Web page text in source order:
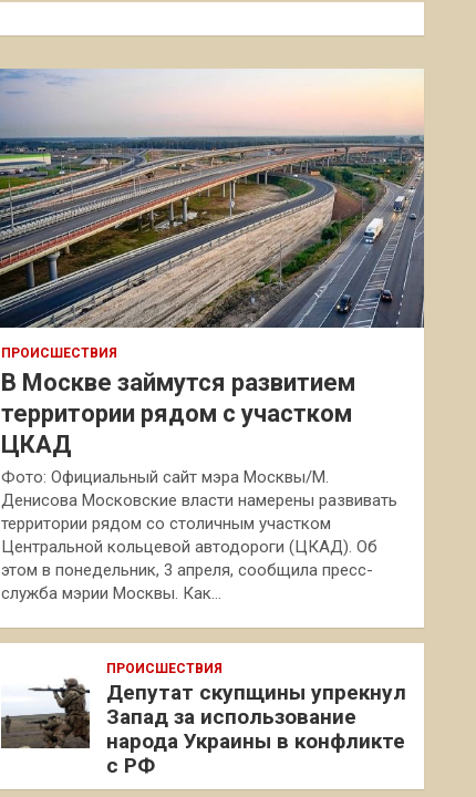
к
ПРОИСШЕСТВИЯ
В Москве займутся развитием
территории рядом с участком
ЦКАД
Фото: Официальный сайт мэра Москвы/М.
Денисова Московские власти намерены развивать
территории рядом со столичным участком
Центральной кольцевой автодороги (ЦКАД). Об
этом в понедельник, 3 апреля, сообщила пресс-
служба мэрии Москвы. Как…
ПРОИСШЕСТВИЯ
Депутат скупщины упрекнул
Запад за использование
народа Украины в конфликте
с РФ